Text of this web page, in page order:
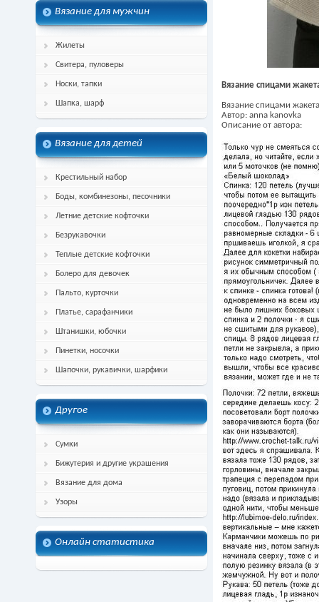
Вязание для мужчин
Жилеты
Свитера, пуловеры
Носки, тапки
Шапка, шарф
Вязание для детей
Крестильный набор
Боды, комбинезоны, песочники
Летние детские кофточки
Безрукавочки
Теплые детские кофточки
Болеро для девочек
Пальто, курточки
Платье, сарафанчики
Штанишки, юбочки
Пинетки, носочки
Шапочки, рукавички, шарфики
Другое
Сумки
Бижутерия и другие украшения
Вязание для дома
Узоры
Онлайн статистика
Вязание спицами
Вязание спицами
Автор: anna kanovka
Описание от автора: